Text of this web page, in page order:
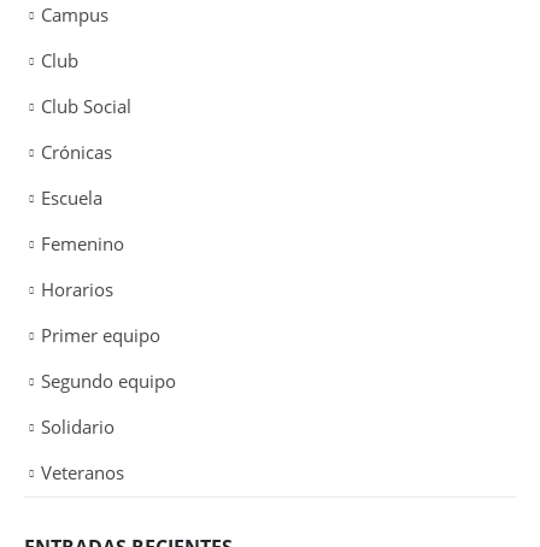
Campus
Club
Club Social
Crónicas
Escuela
Femenino
Horarios
Primer equipo
Segundo equipo
Solidario
Veteranos